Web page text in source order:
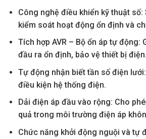
Công nghệ điều khiển kỹ thuật
kiểm soát hoạt động ổn định và
Tích hợp AVR – Bộ ổn áp tự động:
đầu ra ổn định, bảo vệ thiết bị điện.
Tự động nhận biết tần số điện
điều kiện hệ thống điện.
Dải điện áp đầu vào rộng: Cho
quả trong môi trường điện áp
Chức năng khởi động nguội và tự